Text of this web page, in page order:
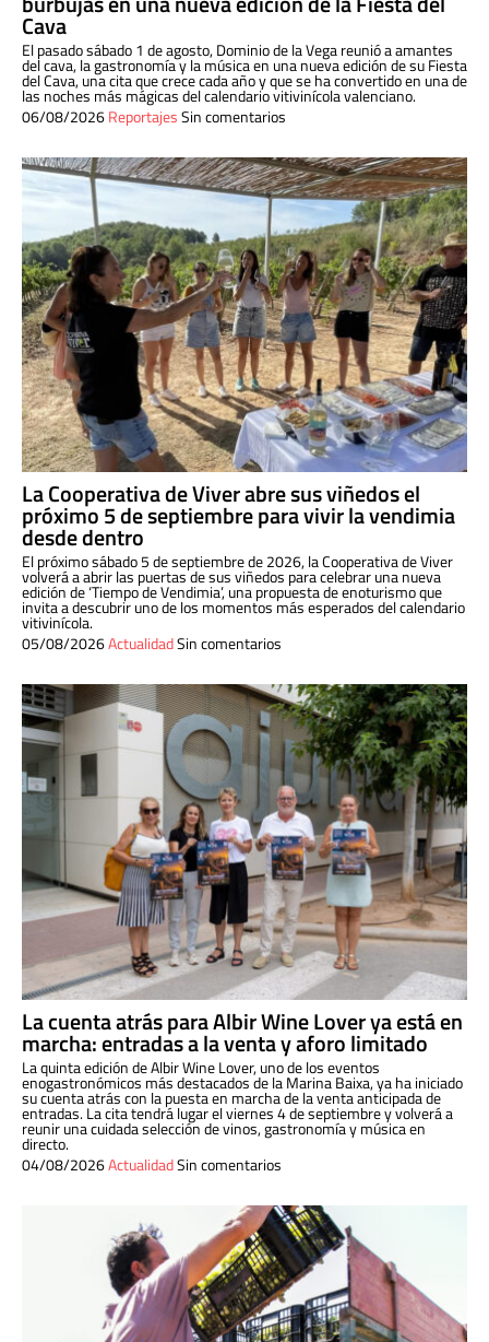
Cava
El pasado sábado 1 de agosto, Dominio de la Vega reunió a amantes
del cava, la gastronomía y la música en una nueva edición de su Fiesta
del Cava, una cita que crece cada año y que se ha convertido en una de
las noches más mágicas del calendario vitivinícola valenciano.
06/08/2026ReportajesSin comentarios
La Cooperativa de Viver abre sus viñedos el
próximo 5 de septiembre para vivir la vendimia
desde dentro
El próximo sábado 5 de septiembre de 2026, la Cooperativa de Viver
volverá a abrir las puertas de sus viñedos para celebrar una nueva
edición de ‘Tiempo de Vendimia’, una propuesta de enoturismo que
invita a descubrir uno de los momentos más esperados del calendario
vitivinícola.
05/08/2026ActualidadSin comentarios
La cuenta atrás para Albir Wine Lover ya está en
marcha: entradas a la venta y aforo limitado
La quinta edición de Albir Wine Lover, uno de los eventos
enogastronómicos más destacados de la Marina Baixa, ya ha iniciado
su cuenta atrás con la puesta en marcha de la venta anticipada de
entradas. La cita tendrá lugar el viernes 4 de septiembre y volverá a
reunir una cuidada selección de vinos, gastronomía y música en
directo.
04/08/2026ActualidadSin comentarios